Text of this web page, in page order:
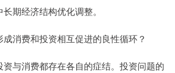
期经济结构优化调整。
消费和投资相互促进的良性循环？
与消费都存在各自的症结。投资问题的